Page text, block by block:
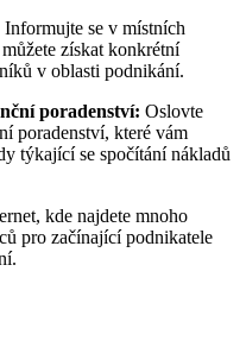
Informujte se v místních
získat konkrétní
v oblasti podnikání.
poradenství: Oslovte
poradenství, které vám
týkající se spočítání nákladů
kde najdete mnoho
pro začínající podnikatele